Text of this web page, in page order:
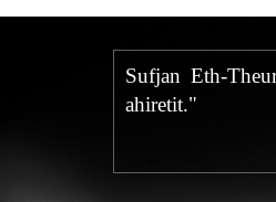
Sufjan Eth-
ahiretit."